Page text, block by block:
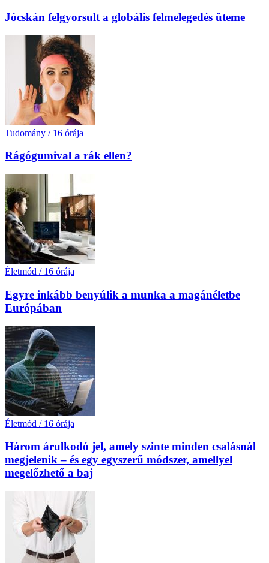
Jócskán felgyorsult a globális felmelegedés üteme
Tudomány / 16 órája
Rágógumival a rák ellen?
Életmód / 16 órája
Egyre inkább benyúlik a munka a magánéletbe
Európában
Életmód / 16 órája
Három árulkodó jel, amely szinte minden csalásnál
megjelenik – és egy egyszerű módszer, amellyel
megelőzhető a baj